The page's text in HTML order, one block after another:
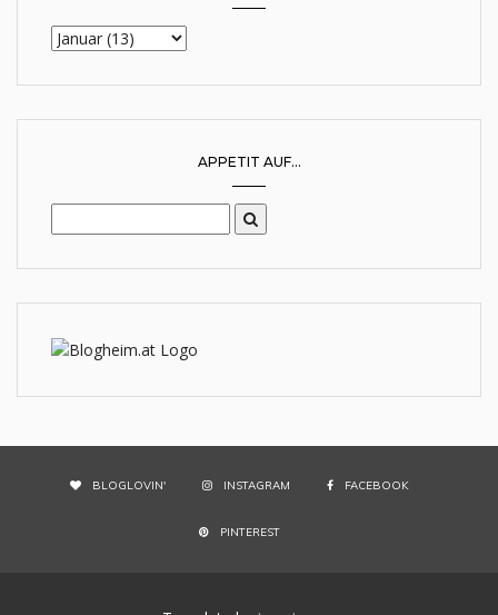
APPETIT AUF...
BLOGLOVIN' INSTAGRAM FACEBOOK
PINTEREST